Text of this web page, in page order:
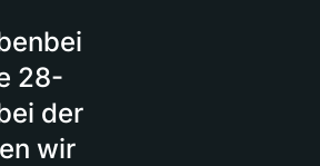
28-
der
wir